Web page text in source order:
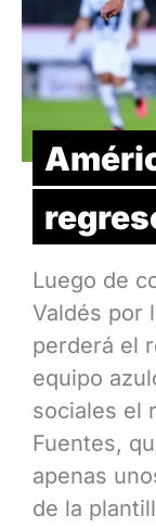
Luego de
Valdés por
perderá el
equipo
sociales el
Fuentes,
apenas
de la